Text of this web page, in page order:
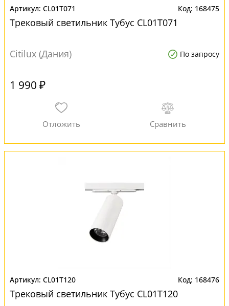
CL01T071 168475
Трековый светильник Тубус CL01T071
Citilux (Дания) По запросу
1 990 ₽
CL01T120 168476
Трековый светильник Тубус CL01T120